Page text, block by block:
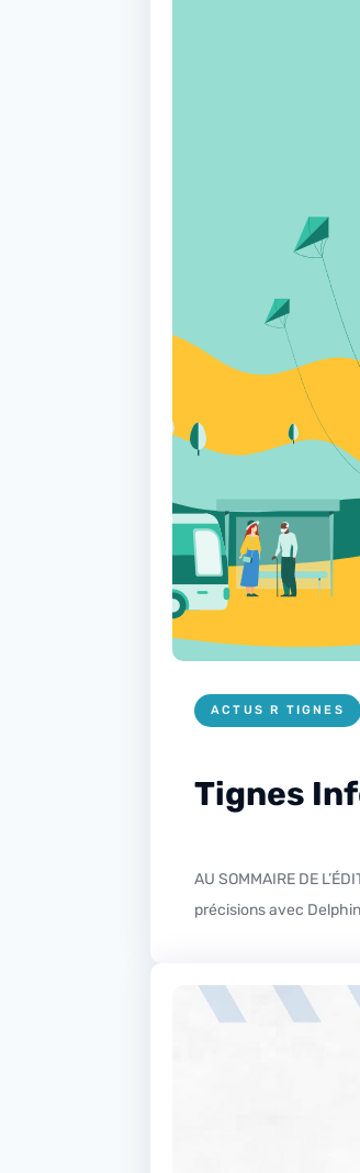
ACTUS R TIGNES
Tignes
AU SOMMAIRE DE L’ÉDITION LOCALE – Ce mardi dans l’édition locale gros plan sur le recensement de la population qui débute ce vendredi à Tignes, plus de
précisions avec